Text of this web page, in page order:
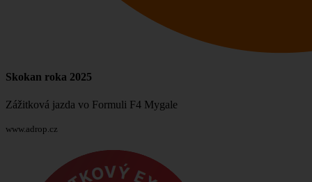
Skokan roka 2025
Zážitková jazda vo Formuli F4 Mygale
www.adrop.cz